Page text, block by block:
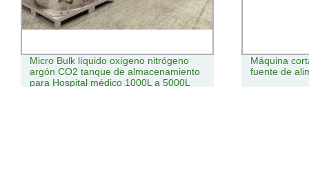
Micro Bulk líquido oxígeno nitrógeno
argón CO2 tanque de almacenamiento
para Hospital médico 1000L a 5000L
Máquina
fuente de